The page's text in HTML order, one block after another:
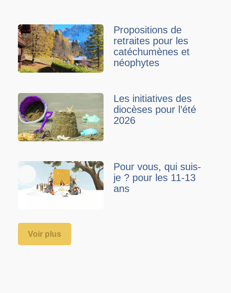
Propositions de
retraites pour les
catéchumènes et
néophytes
Les initiatives des
diocèses pour l’été
2026
Pour vous, qui suis-
je ? pour les 11-13
ans
Voir plus